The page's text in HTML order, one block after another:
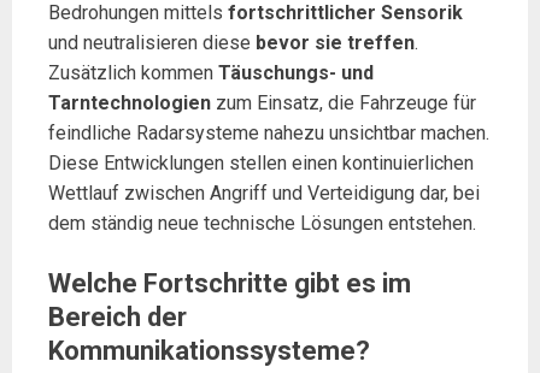
Bedrohungen mittels fortschrittlicher Sensorik
und neutralisieren diese bevor sie treffen.
Zusätzlich kommen Täuschungs- und
Tarntechnologien zum Einsatz, die Fahrzeuge für
feindliche Radarsysteme nahezu unsichtbar machen.
Diese Entwicklungen stellen einen kontinuierlichen
Wettlauf zwischen Angriff und Verteidigung dar, bei
dem ständig neue technische Lösungen entstehen.
Welche Fortschritte gibt es im
Bereich der
Kommunikationssysteme?